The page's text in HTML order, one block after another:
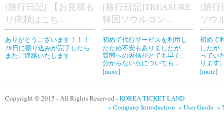
[旅行日記] 【お見積も
り依頼はこち...
ありがとうございます！！！
28日に振り込みが完了したら
またご連絡いたします
[旅行日記]TREASURE
韓国ソウルコン...
初めて代行サービスを利用し
たため不安もありましたが、
質問への返信がとても早く、
分からない点についても...
[more]
[旅行
ソウ
初めて
したが
ってい
ります
[more]
Copyright © 2015 - All Rights Reserved -KOREA TICKET LAND
» Company Introduction » User Guide »